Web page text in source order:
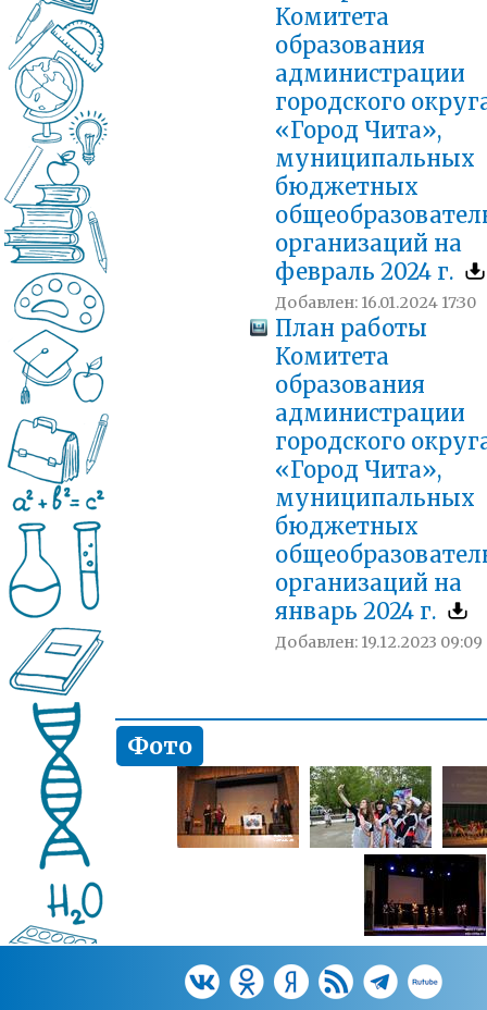
Комитета
образования
администрации
городского
«Город Чита»,
муниципальных
бюджетных
организаций на
февраль 2024 г.
Добавлен: 16.01.2024 17:30
План работы
Комитета
образования
администрации
городского
«Город Чита»,
муниципальных
бюджетных
организаций на
январь 2024 г.
Добавлен: 19.12.2023 09:09
Фото